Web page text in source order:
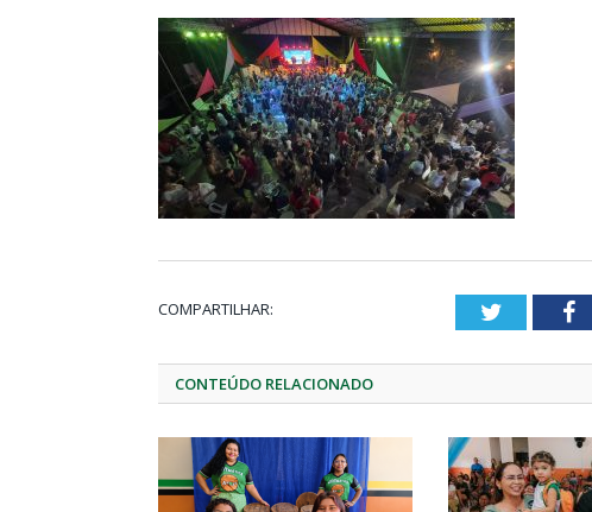
COMPARTILHAR: Twitter
CONTEÚDO RELACIONADO